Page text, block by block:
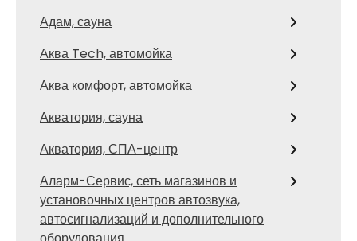
Адам, сауна
Аква Tech, автомойка
Аква комфорт, автомойка
Акватория, сауна
Акватория, СПА-центр
Аларм-Сервис, сеть магазинов и
установочных центров автозвука,
автосигнализаций и дополнительного